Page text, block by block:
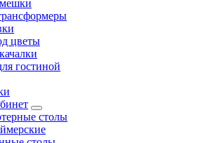
цветы
гостиной
столы